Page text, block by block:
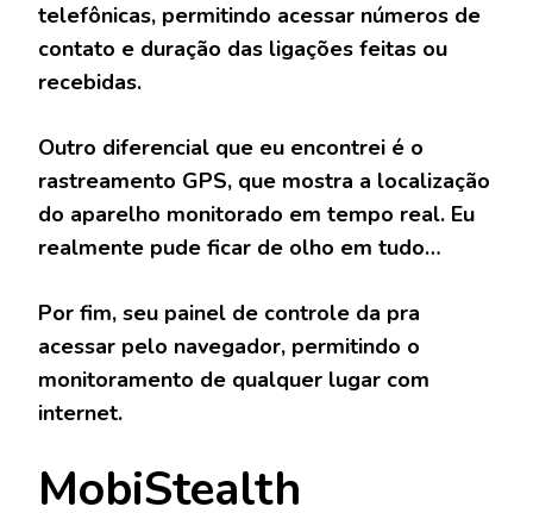
telefônicas, permitindo acessar números de
contato e duração das ligações feitas ou
recebidas.
Outro diferencial que eu encontrei é o
rastreamento GPS, que mostra a localização
do aparelho monitorado em tempo real. Eu
realmente pude ficar de olho em tudo…
Por fim, seu painel de controle da pra
acessar pelo navegador, permitindo o
monitoramento de qualquer lugar com
internet.
MobiStealth